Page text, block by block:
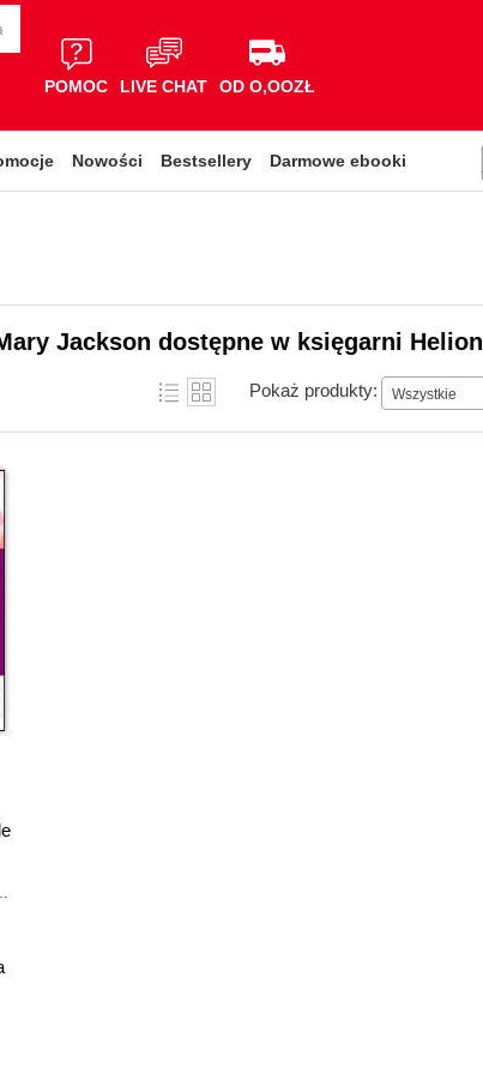
POMOC LIVE CHAT OD O,OOZŁ
Nowości Bestsellery Darmowe ebooki
Jackson dostępne w księgarni Helion
Pokaż produkty: Wszystkie